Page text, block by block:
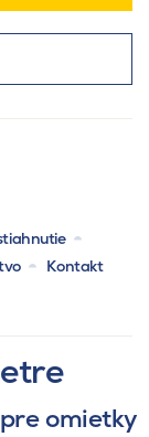
Kontakt
omietky